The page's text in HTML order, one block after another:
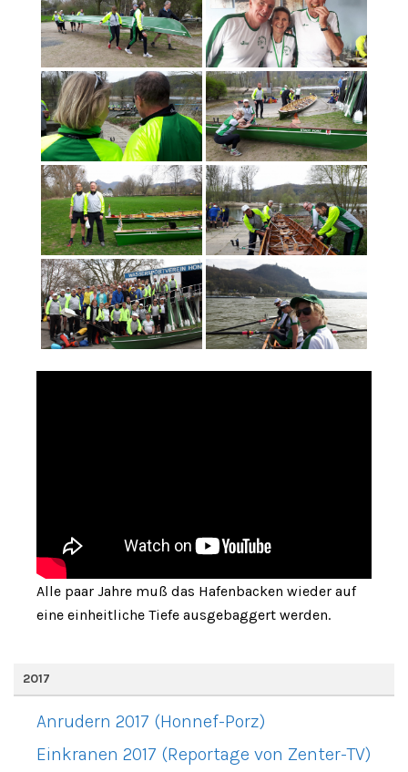
Alle paar Jahre muß das Hafenbacken wieder auf
eine einheitliche Tiefe ausgebaggert werden.
2017
Anrudern 2017 (Honnef-Porz)
Einkranen 2017 (Reportage von Zenter-TV)